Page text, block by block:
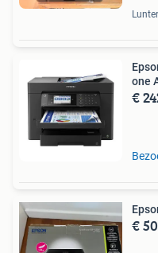
one
€
€